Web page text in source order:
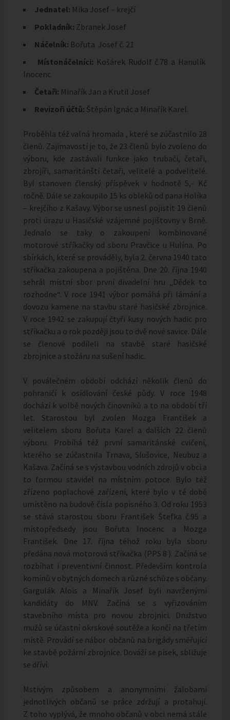
Jednatel: Mika Josef – krejčí
Pokladník: Zbranek Josef
Náčelník: Bořuta Josef č. 21
Místonáčelníci: Košárek Rudolf č.78 a Hanulík
Inocenc
Četaři: Minařík Jan a Krutil Josef
Revizoři účtů: Štěpán Ignác a Minařík Karel.
Proběhla též valná hromada , které se zúčastnilo 28
členů. Zajimavostí je to, že 23 členů bylo zvoleno do
výboru, kde zastávali funkce jako trubači, četaři,
zbrojíři, samaritánští četaři, velitelé a podvelitelé.
Byl stanoven členský příspěvek v hodnotě 5,- Kč
ročně. Dále se zakoupilo 15 ks obleků od pana Holíka
– krejčího z Kašavy. Výbor se usnesl pojistit 19 členů
proti úrazu u Hasičské vzájemné pojištovny v Brně.
Jednalo se taky o zakoupení kombinované
motorové stříkačky od sboru Pravčice u Hulína. Po
sbírkách, které se prováděly, byla 2. června 1940 tato
stříkačka zakoupena a pojištěna. Dne 20. října 1940
sehrál místní sbor první divadelní hru „Dědek to
rozhodne“. V roce 1941 výbor pomáhá při lámání a
dovozu kamene na stavbu staré hasičské zbrojnice.
V roce 1942 se zakupují čtyři kusy nových hadic pro
stříkačku a o rok později jsou to dvě nové savice. Dále
se členové podíleli na stavbě staré hasičské
zbrojnice a stožáru na sušení hadic.
V poválečném období odchází několik členů do
pohraničí k osídlování české půdy. V roce 1948
dochází k volbě nových činovníků a to na období tří
let. Starostou byl zvolen Mozga František a
velitelem sboru Bořuta Karel a dalších 22 členů
výboru. Probíhá též první samaritánské cvičení,
kterého se zúčastnila Trnava, Slušovice, Neubuz a
Kašava. Začíná se s výstavbou vodních zdrojů v obci a
to formou stavidel na místním potoce. Bylo též
zřízeno poplachové zařízení, které bylo v té době
umístěno na budově čísla popisného 3. Od roku 1953
se stává starostou sboru František Štefka č.95 a
místopředsedy jsou Bořuta Inocenc a Mozga
František. Dne 17. října téhož roku byla sboru
předána nová motorová stříkačka (PPS 8 ). Začíná se
rozbíhat i preventivní činnost. Především kontrola
komínů v obytných domech a různé schůze s občany.
Gargulák Alois a Minařík Josef byli navrženými
kandidáty do MNV. Začíná se s vyřizováním
stavebního místa pro novou zbrojnici. Družstvo
mužů se účastní okrskové soutěže a končí na třetím
místě. Provádí se nábor občanů na brigády směřující
ke stavbě požární zbrojnice. Dováží se písek, sbližuje
se dříví.
Mstivým způsobem a anonymními žalobami
jednotlivých občanů se práce zdržují a protahují.
Z toho vyplývá, že mnoho občanů v obci nemá stále